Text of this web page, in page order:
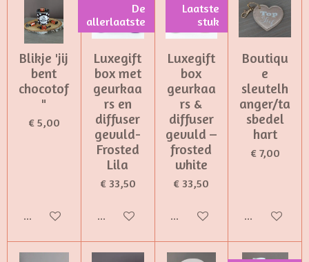
Blikje 'jij
bent
chocotof
"
€ 5,00
Bekijk details
De
allerlaatste
Luxegift
box met
geurkaa
rs en
diffuser
gevuld-
Frosted
Lila
€ 33,50
Bekijk details
Laatste
stuk
Luxegift
box
geurkaa
rs &
diffuser
gevuld –
frosted
white
€ 33,50
Bekijk details
Boutiqu
e
sleutelh
anger/ta
sbedel
hart
€ 7,00
Bekijk